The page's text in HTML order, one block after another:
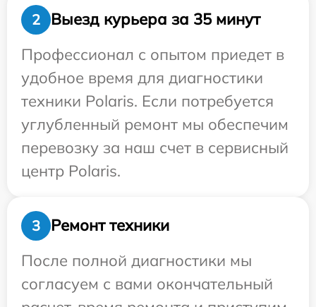
2
Выезд курьера за 35 минут
Профессионал с опытом приедет в
удобное время для диагностики
техники Polaris. Если потребуется
углубленный ремонт мы обеспечим
перевозку за наш счет в сервисный
центр Polaris.
3
Ремонт техники
После полной диагностики мы
согласуем с вами окончательный